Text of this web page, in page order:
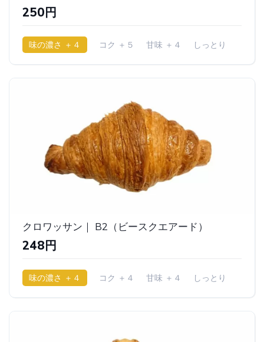
250円
味の濃さ ＋４ コク ＋５ 甘味 ＋４ しっとり
クロワッサン｜ B2（ビースクエアード）
248円
味の濃さ ＋４ コク ＋４ 甘味 ＋４ しっとり